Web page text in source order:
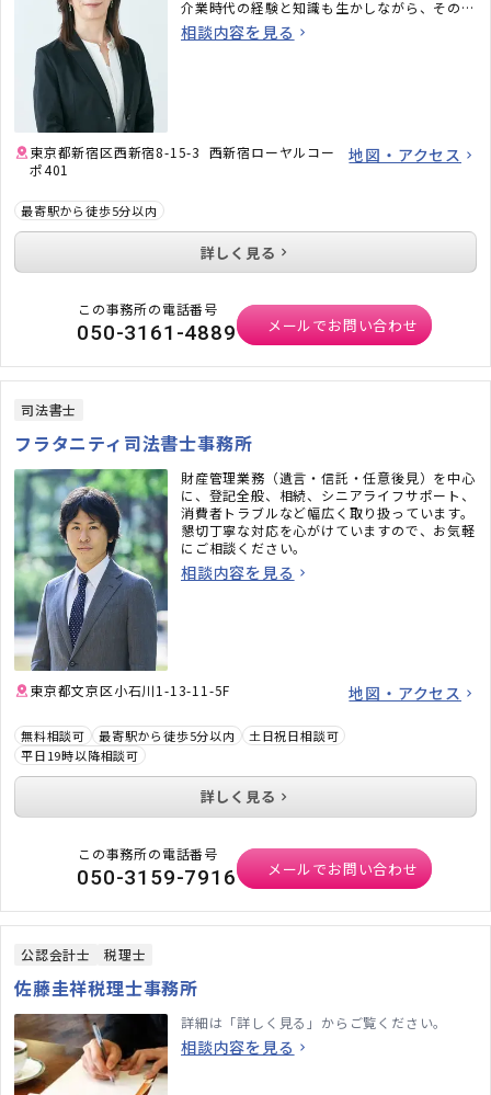
介業時代の経験と知識も生かしながら、その名
の通り個別のご事情やご専門性をを汲み取った
丁寧なサポートをさせて頂きます。
相談内容を見る
東京都新宿区西新宿8-15-3 西新宿ローヤルコー
ポ401
地図・アクセス
最寄駅から徒歩5分以内
詳しく見る
この事務所の電話番号
050-3161-4889 メールでお問い合わせ
司法書士
フラタニティ司法書士事務所
財産管理業務（遺言・信託・任意後見）を中心
に、登記全般、相続、シニアライフサポート、
消費者トラブルなど幅広く取り扱っています。
懇切丁寧な対応を心がけていますので、お気軽
にご相談ください。
相談内容を見る
東京都文京区小石川1-13-11-5F 地図・アクセス
無料相談可 最寄駅から徒歩5分以内
土日祝日相談可
平日19時以降相談可
詳しく見る
この事務所の電話番号
050-3159-7916 メールでお問い合わせ
公認会計士 税理士
佐藤圭祥税理士事務所
詳細は「詳しく見る」からご覧ください。
相談内容を見る